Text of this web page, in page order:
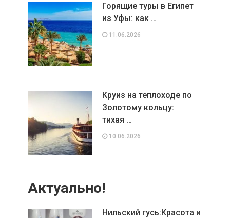
Горящие туры в Египет
из Уфы: как …
11.06.2026
Круиз на теплоходе по
Золотому кольцу:
тихая …
10.06.2026
Актуально!
Нильский гусь:Красота и